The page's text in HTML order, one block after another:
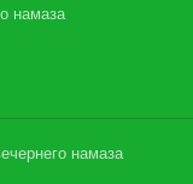
намаза
намаза